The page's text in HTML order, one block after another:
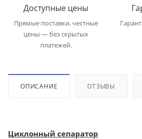
Доступные цены
Прямые поставки, честные
цены — без скрытых
платежей.
ОПИСАНИЕ ОТЗЫВЫ
Циклонный сепаратор